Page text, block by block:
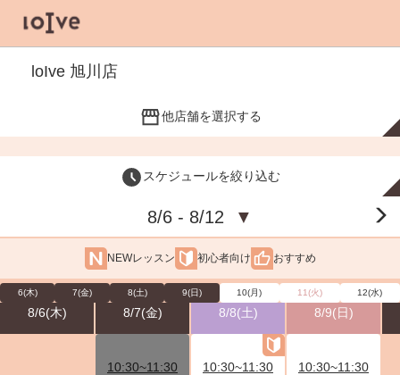
loIve 旭川店
他店舗を選択する
スケジュールを絞り込む
8/6 - 8/12 ▼
NEWレッスン 初心者向け おすすめ
6(木) 7(金) 8(土) 9(日) 10(月) 11(火) 12(水)
8/6(木) 8/7(金) 8/8(土) 8/9(日)
10:30~11:30 10:30~11:30 10:30~11:30